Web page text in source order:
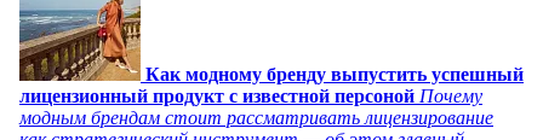
Как модному бренду выпустить успешный
лицензионный продукт с известной персоной Почему
модным брендам стоит рассматривать лицензирование